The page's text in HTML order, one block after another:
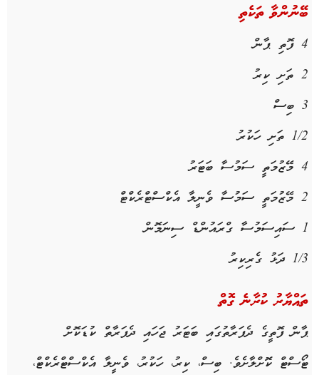
ބޭނުންވާ ތަކެތި
4 ފޮތި ޕާން
2 ތަށި ކިރު
3 ބިސް
1/2 ތަށި ހަކުރު
4 މޭޒުމަތީ ސަމުސާ ބަޓަރު
2 މޭޒުމަތީ ސަމުސާ ވެނީލާ އެކްސްޓްރެކްޓް
1 ސައިސަމުސާ ގްރައުންޑް ސިނަމޮން
1/3 ދަޅު ގެރިކިރު
ތައްޔާރު ކުރާނެ ގޮތް
ޕާން ފޮތީގެ ދެފަރާތުގައި ބަޓަރު ޖަހައި ދެފަރާތް ކުޑަކޮށް
ޓޯސްޓް ކޮށްލާށެވެ. ބިސް، ކިރު، ހަކުރު، ވެނީލާ އެކްސްޓްރެކްޓް،